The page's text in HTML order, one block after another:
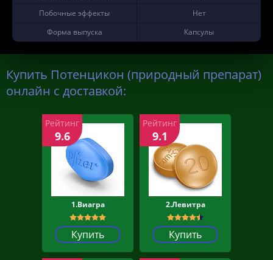
Побочные эффекты
Нет
Форма выпуска
Капсулы
Купить Потенцикон (природный препарат)
онлайн с доставкой:
1.Виагра
Купить
Рейтинг
9.6
2.Левитра
Купить
Рейтинг
9.1